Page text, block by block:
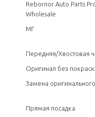
Rebornor Auto Parts
Wholesale
МГ
Передняя/Хвостовая
Оригинал без
Замена
Прямая посадка